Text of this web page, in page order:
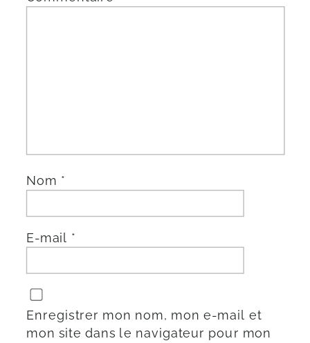
Nom *
E-mail *
Enregistrer mon nom, mon e-mail et
mon site dans le navigateur pour mon